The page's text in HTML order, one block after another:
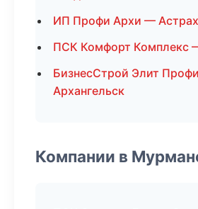
ИП Профи Архи —
ПСК Комфорт Комплекс
БизнесСтрой Элит
Архангельск
Компании в